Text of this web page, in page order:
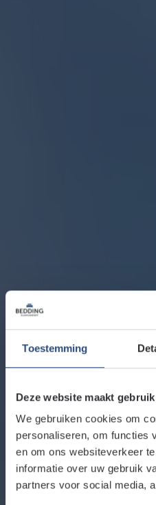
Toestemming
Deze website maakt
We gebruiken cookies om
personaliseren, om functies
en om ons websiteverkeer
informatie over uw gebruik
partners voor social media,